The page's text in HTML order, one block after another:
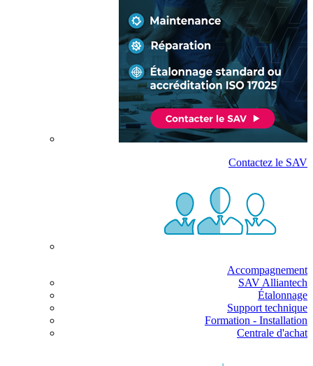
Contactez le SAV
Accompagnement
SAV Alliantech
Étalonnage
Support technique
Formation - Installation
Centrale d'achat